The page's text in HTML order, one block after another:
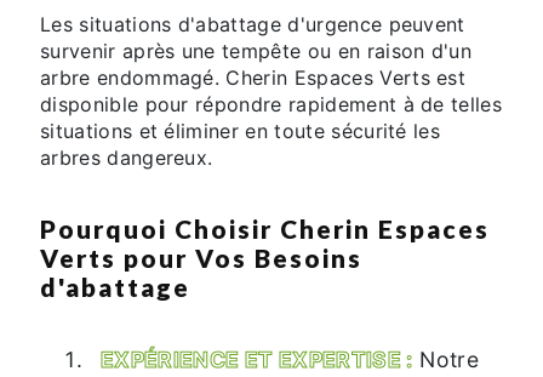
Les situations d'abattage d'urgence peuvent
survenir après une tempête ou en raison d'un
arbre endommagé. Cherin Espaces Verts est
disponible pour répondre rapidement à de telles
situations et éliminer en toute sécurité les
arbres dangereux.
Pourquoi Choisir Cherin Espaces
Verts pour Vos Besoins
d'abattage
EXPÉRIENCE ET EXPERTISE : Notre